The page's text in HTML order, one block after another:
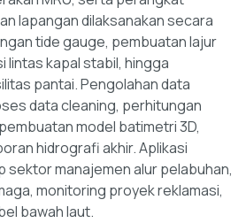
lapangan dilaksanakan secara
tide gauge, pembuatan lajur
lintas kapal stabil, hingga
pantai. Pengolahan data
data cleaning, perhitungan
model batimetri 3D,
hidrografi akhir. Aplikasi
sektor manajemen alur pelabuhan,
monitoring proyek reklamasi,
bawah laut.